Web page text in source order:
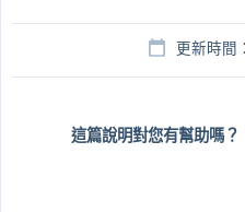
更新時
這篇說明對您有幫助嗎？